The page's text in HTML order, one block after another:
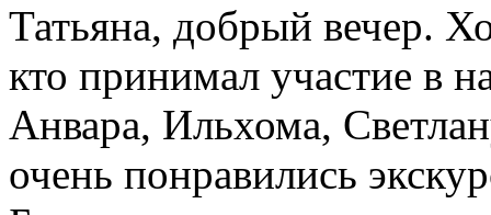
Татьяна, добрый вечер.
кто принимал участие в
Анвара, Ильхома,
очень понравились